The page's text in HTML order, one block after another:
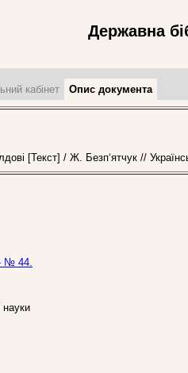
Державна
кабінет Опис документа
[Текст] / Ж. Безп‘ятчук //
№ 44.
науки